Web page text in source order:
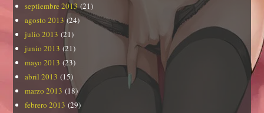
septiembre 2013(21)
agosto 2013 (24)
julio 2013 (21)
junio 2013 (21)
mayo 2013 (23)
abril 2013 (15)
marzo 2013 (18)
febrero 2013 (29)